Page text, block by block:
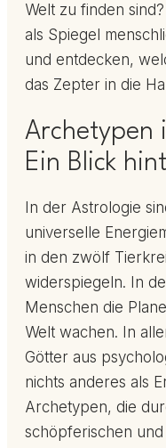
Welt zu finden
als Spiegel
und entdecken,
das Zepter in die
Archetypen
Ein Blick
In der Astrologie
universelle
in den zwölf
widerspiegeln. In
Menschen die
Welt wachen. In
Götter aus
nichts anderes als
Archetypen, die
schöpferischen